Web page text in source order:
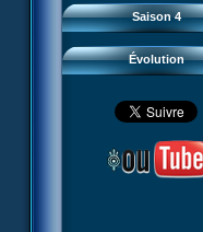
Saison 4
Évolution
#24 - Paradoxe temporel
#25 - Hécatombe
#26 - Ultime mission